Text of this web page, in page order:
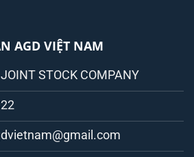
AGD VIỆT NAM
STOCK COMPANY